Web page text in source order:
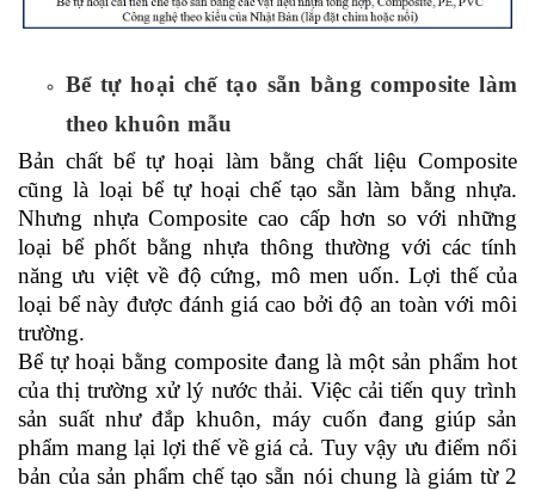
Bể tự hoại chế tạo sẵn bằng composite làm
theo khuôn mẫu
Bản chất bểtự hoại làm bằng chất liệu Composite
cũng là loại bểtự hoại chế tạo sẵn làm bằng nhựa.
Nhưng nhựa Composite cao cấp hơn so với những
loại bể phốt bằng nhựa thông thường với các tính
năng ưu việt về độ cứng, mô men uốn. Lợi thế của
loại bể này được đánh giá cao bởi độ an toàn với môi
trường.
Bể tự hoại bằng composite đang là một sản phẩm hot
của thị trường xử lý nước thải. Việc cải tiến quy trình
sản suất như đắp khuôn, máy cuốn đang giúp sản
phẩm mang lại lợi thế về giá cả. Tuy vậy ưu điểm nổi
bản của sản phẩm chế tạo sẵn nói chung là giám từ 2